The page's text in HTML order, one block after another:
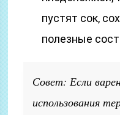
пустят сок,
полезные
Совет: Если
использования